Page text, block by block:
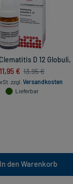
D 12 Globuli,
11,95 € 13,95 €
zzgl. Versandkosten
Lieferbar
In den Warenkorb